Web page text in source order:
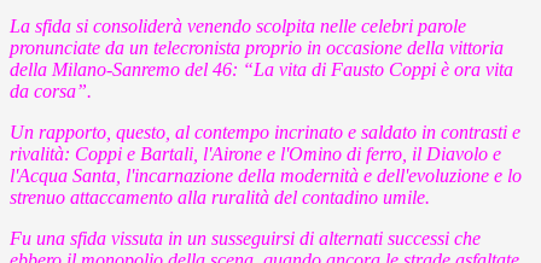
La sfida si consoliderà venendo scolpita nelle celebri parole
pronunciate da un telecronista proprio in occasione della vittoria
della Milano-Sanremo del 46: “La vita di Fausto Coppi è ora vita
da corsa”.
Un rapporto, questo, al contempo incrinato e saldato in contrasti e
rivalità: Coppi e Bartali, l'Airone e l'Omino di ferro, il Diavolo e
l'Acqua Santa, l'incarnazione della modernità e dell'evoluzione e lo
strenuo attaccamento alla ruralità del contadino umile.
Fu una sfida vissuta in un susseguirsi di alternati successi che